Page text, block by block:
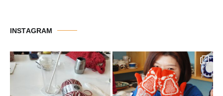
ー
INSTAGRAM